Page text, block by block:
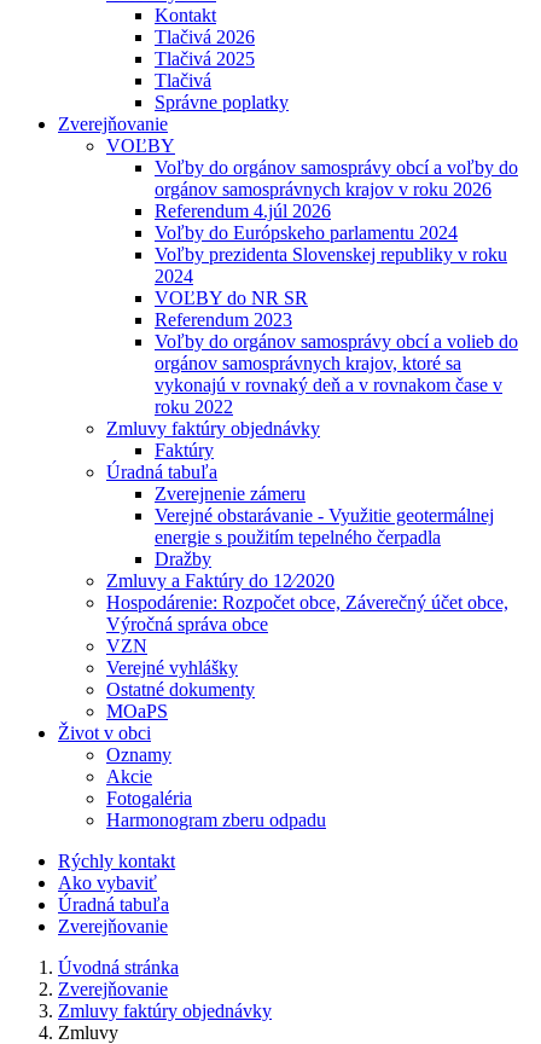
Kontakt
Tlačivá 2026
Tlačivá 2025
Tlačivá
Správne poplatky
Zverejňovanie
VOĽBY
Voľby do orgánov samosprávy obcí a voľby do
orgánov samosprávnych krajov v roku 2026
Referendum 4.júl 2026
Voľby do Európskeho parlamentu 2024
Voľby prezidenta Slovenskej republiky v roku
2024
VOĽBY do NR SR
Referendum 2023
Voľby do orgánov samosprávy obcí a volieb do
orgánov samosprávnych krajov, ktoré sa
vykonajú v rovnaký deň a v rovnakom čase v
roku 2022
Zmluvy faktúry objednávky
Faktúry
Úradná tabuľa
Zverejnenie zámeru
Verejné obstarávanie - Využitie geotermálnej
energie s použitím tepelného čerpadla
Dražby
Zmluvy a Faktúry do 12⁄2020
Hospodárenie: Rozpočet obce, Záverečný účet obce,
Výročná správa obce
VZN
Verejné vyhlášky
Ostatné dokumenty
MOaPS
Život v obci
Oznamy
Akcie
Fotogaléria
Harmonogram zberu odpadu
Rýchly kontakt
Ako vybaviť
Úradná tabuľa
Zverejňovanie
Úvodná stránka
Zverejňovanie
Zmluvy faktúry objednávky
Zmluvy